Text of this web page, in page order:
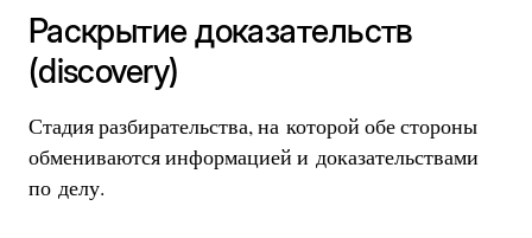
Раскрытие доказательств
(discovery)
Стадия разбирательства, на которой обе стороны
обмениваются информацией и доказательствами
по делу.